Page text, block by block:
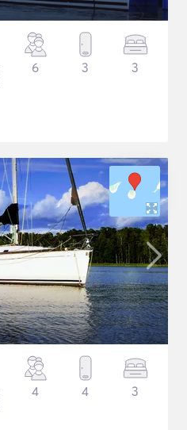
6 3 3
4 4 3